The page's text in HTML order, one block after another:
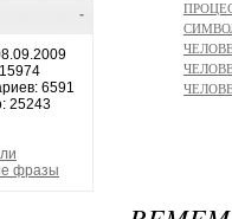
-
6591
25243
фразы